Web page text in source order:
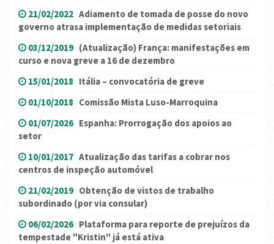
21/02/2022 Adiamento de tomada de posse do novo
governo atrasa implementação de medidas setoriais
03/12/2019 (Atualização) França: manifestações em
curso e nova greve a 16 de dezembro
15/01/2018 Itália – convocatória de greve
01/10/2018 Comissão Mista Luso-Marroquina
01/07/2026 Espanha: Prorrogação dos apoios ao
setor
10/01/2017 Atualização das tarifas a cobrar nos
centros de inspeção automóvel
21/02/2019 Obtenção de vistos de trabalho
subordinado (por via consular)
06/02/2026 Plataforma para reporte de prejuízos da
tempestade "Kristin" já está ativa